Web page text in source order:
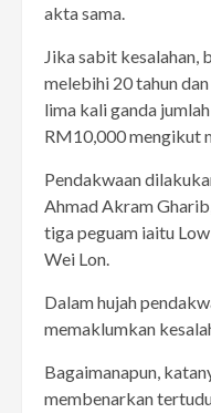
akta sama.
Jika sabit kesalahan,
melebihi 20 tahun
lima kali ganda
RM10,000 mengikut
Pendakwaan
Ahmad Akram
tiga peguam iaitu
Wei Lon.
Dalam hujah
memaklumkan
Bagaimanapun,
membenarkan